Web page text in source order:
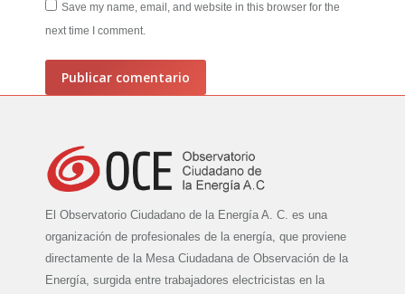
Save my name, email, and website in this browser for the
next time I comment.
Publicar comentario
El Observatorio Ciudadano de la Energía A. C. es una
organización de profesionales de la energía, que proviene
directamente de la Mesa Ciudadana de Observación de la
Energía, surgida entre trabajadores electricistas en la